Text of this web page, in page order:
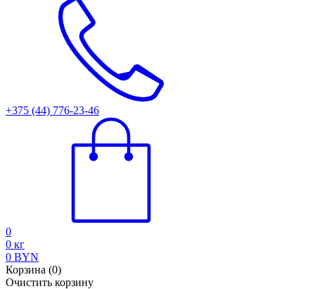
+375 (44) 776-23-46
0
0 кг
0 BYN
Корзина (0)
Очистить корзину